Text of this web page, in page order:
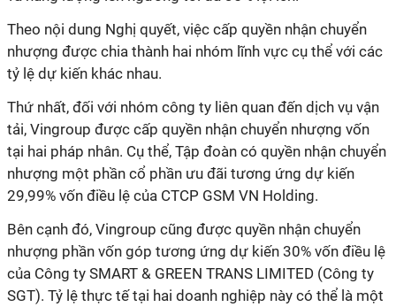
Theo nội dung Nghị quyết, việc cấp quyền nhận chuyển
nhượng được chia thành hai nhóm lĩnh vực cụ thể với các
tỷ lệ dự kiến khác nhau.
Thứ nhất, đối với nhóm công ty liên quan đến dịch vụ vận
tải, Vingroup được cấp quyền nhận chuyển nhượng vốn
tại hai pháp nhân. Cụ thể, Tập đoàn có quyền nhận chuyển
nhượng một phần cổ phần ưu đãi tương ứng dự kiến
29,99% vốn điều lệ của CTCP GSM VN Holding.
Bên cạnh đó, Vingroup cũng được quyền nhận chuyển
nhượng phần vốn góp tương ứng dự kiến 30% vốn điều lệ
của Công ty SMART & GREEN TRANS LIMITED (Công ty
SGT). Tỷ lệ thực tế tại hai doanh nghiệp này có thể là một